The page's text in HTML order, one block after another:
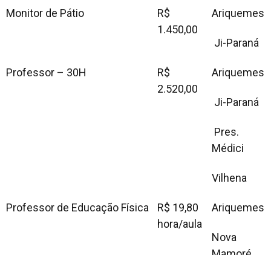
Monitor de Pátio
R$
1.450,00
Ariquemes
Ji-Paraná
Professor – 30H
R$
2.520,00
Ariquemes
Ji-Paraná
Pres.
Médici
Vilhena
Professor de Educação Física
R$ 19,80
hora/aula
Ariquemes
Nova